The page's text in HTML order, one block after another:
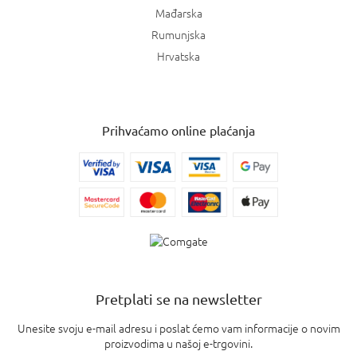
Mađarska
Rumunjska
Hrvatska
Prihvaćamo online plaćanja
Pretplati se na newsletter
Unesite svoju e-mail adresu i poslat ćemo vam informacije o novim
proizvodima u našoj e-trgovini.